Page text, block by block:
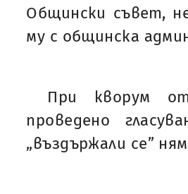
Общински съвет,
му с общинска
При кворум
проведено
„въздържали се”